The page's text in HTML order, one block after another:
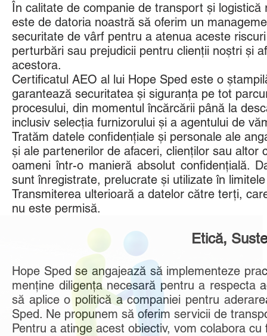
În calitate de companie de transport și logistică
este de datoria noastră să oferim un
securitate de vârf pentru a atenua aceste
perturbări sau prejudicii pentru clienții noștri și
acestora.
Certificatul AEO al lui Hope Sped este o
garantează securitatea și siguranța pe tot
procesului, din momentul încărcării până la
inclusiv selecția furnizorului și a agentului de
Tratăm datele confidențiale și personale ale
și ale partenerilor de afaceri, clienților sau altor
oameni într-o manieră absolut confidențială.
sunt înregistrate, prelucrate și utilizate în
Transmiterea ulterioară a datelor către terți,
nu este permisă.
Etică, Sustenabilitate
Hope Sped se angajează să implementeze
menține diligența necesară pentru a respecta
să aplice o politică a companiei pentru
Sped. Ne propunem să oferim servicii de
Pentru a atinge acest obiectiv, vom colabora